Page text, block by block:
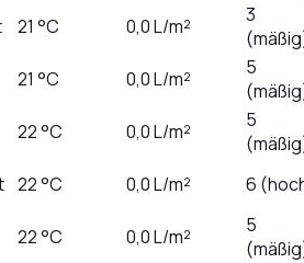
21 °C 0,0L/m²
3
21 °C 0,0L/m²
5
22°C 0,0L/m²
5
22°C 0,0L/m²
6
22°C 0,0L/m²
5